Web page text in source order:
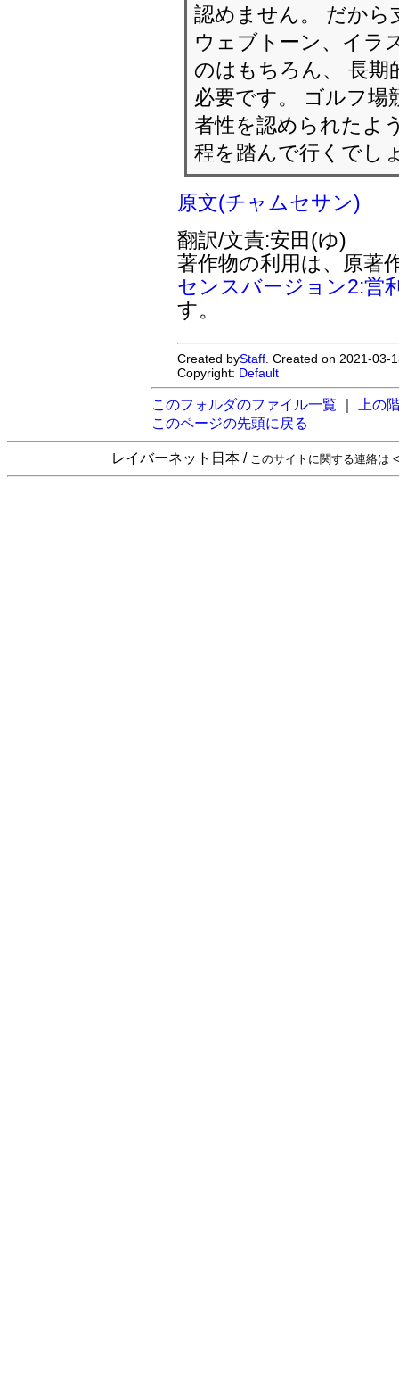
認めません。 だから
ウェブトーン、イラ
のはもちろん、 長期
必要です。 ゴルフ場
者性を認められたよ
程を踏んで行くでし
原文(チャムセサン)
翻訳/文責:安田(ゆ)
著作物の利用は、原著
センスバージョン2:営
す。
Created byStaff. Created on 2021-03-
Copyright: Default
このフォルダのファイル一覧
上の
このページの先頭に戻る
レイバーネット日本 / このサイトに関する連絡は